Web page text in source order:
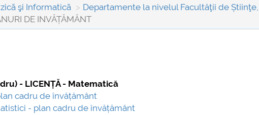
nivelul Departamentului Matematică-Informatică Informații
(Erasmus și parteneriate internaționale) Personalul
şi Informaticã
Departamente la nivelul Facultăţii de
DE INVĂȚĂMÂNT
- LICENȚĂ - Matematică
cadru de învățământ
- plan cadru de învățământ